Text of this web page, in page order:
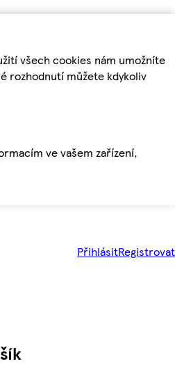
všech cookies nám umožníte
rozhodnutí můžete kdykoliv
ve vašem zařízení,
PřihlásitRegistrovat